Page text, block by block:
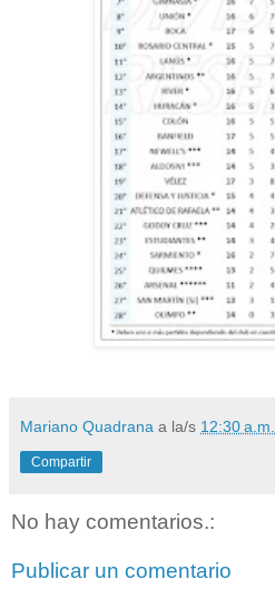
Mariano Quadrana a la/s 12:30 a.m.
Compartir
No hay comentarios.:
Publicar un comentario